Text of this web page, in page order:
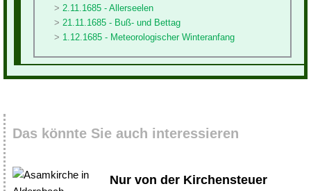
2.11.1685 - Allerseelen
21.11.1685 - Buß- und Bettag
1.12.1685 - Meteorologischer Winteranfang
Das könnte Sie auch interessieren
Nur von der Kirchensteuer